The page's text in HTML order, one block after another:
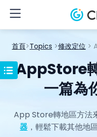
首頁>Topics >修改定位 >
AppStore
一篇為
App Store轉地區方法
器 ，輕鬆下載其他地